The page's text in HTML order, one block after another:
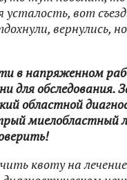
вот
вернулись,
в напряженном
для обследования.
областной
миелобластный
квоту на